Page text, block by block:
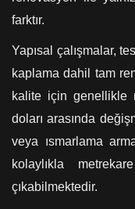
farktır.
Yapısal çalışmalar,
kaplama dahil tam
kalite için genellikle
doları arasında
veya ısmarlama
kolaylıkla
çıkabilmektedir.